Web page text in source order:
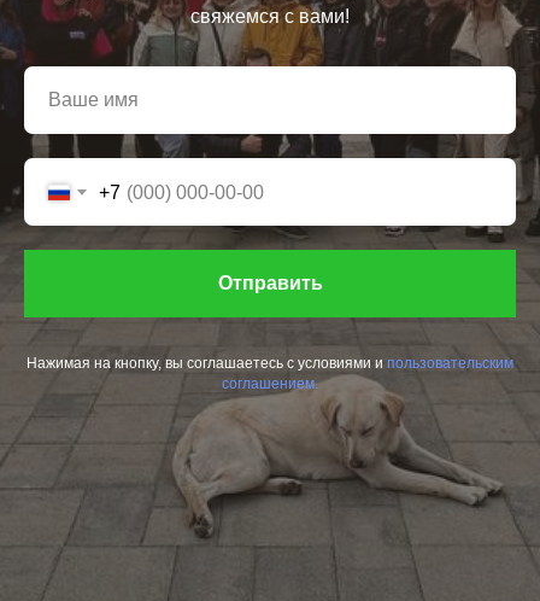
свяжемся с вами!
+7
Отправить
Нажимая на кнопку, вы соглашаетесь с условиями и пользовательским
соглашением.